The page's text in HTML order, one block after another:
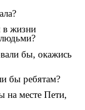
в жизни
людьми?
бы, окажись
бы ребятам?
на месте Пети,